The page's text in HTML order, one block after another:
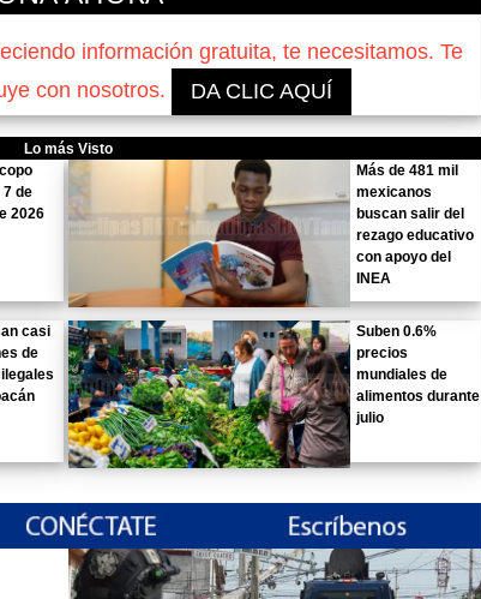
información gratuita, te necesitamos. Te
con nosotros.
DA CLIC AQUÍ
Lo más Visto
de
2026
Más de 481 mil
mexicanos
buscan salir del
rezago educativo
con apoyo del
INEA
casi
de
Suben 0.6%
precios
mundiales de
alimentos durante
julio